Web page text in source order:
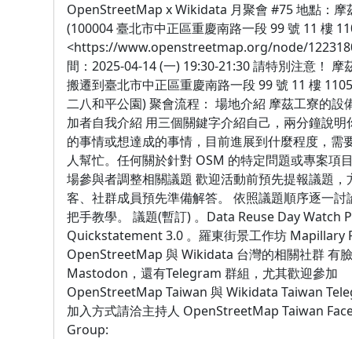
OpenStreetMap x Wikidata 月聚會 #75 地點：摩
(100004 臺北市中正區重慶南路一段 99 號 11 樓
<https://www.openstreetmap.org/node/
間：2025-04-14 (一) 19:30-21:30 請特別注意！ 摩
搬遷到臺北市中正區重慶南路一段 99 號 11 樓
二八和平公園) 聚會流程： 場地介紹 摩茲工寮的設
加者自我介紹 用三個關鍵字介紹自己，兩分鐘說明
的事情或想達成的事情，目前進展到什麼程度，需
人幫忙。任何關於針對 OSM 的特定問題或專案項
場參與者調整相關議題 歡迎活動前預先提報議題，
客、社群成員預先準備解答。 依照議題順序逐一討
把手教學。 議題(暫訂) 。Data Reuse Day Watch
Quickstatement 3.0 。羅東街景工作坊 Mapillary
OpenStreetMap 與 Wikidata 台灣的相關社群 有
Mastodon，還有Telegram 群組，尤其歡迎參加
OpenStreetMap Taiwan 與 Wikidata Taiwan
加入方式請洽主持人 OpenStreetMap Taiwan
Group: